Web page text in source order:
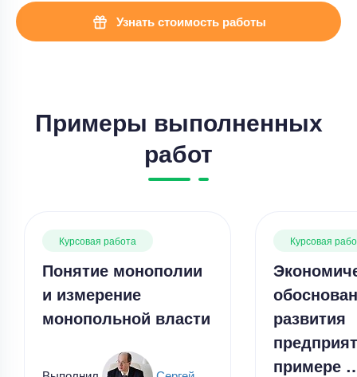
Узнать стоимость работы
Примеры выполненных
работ
Курсовая работа
Понятие монополии
и измерение
монопольной власти
Курсовая
развития
примере
Цена5600 ₽
в автомобиле
Уникальность
Срок выполнения8 дней